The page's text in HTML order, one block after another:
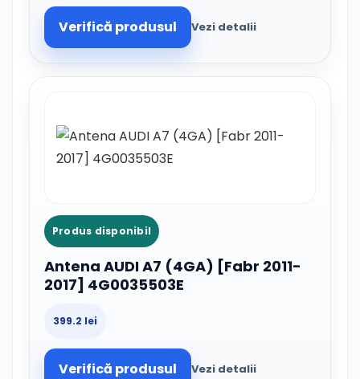
Verifică produsul Vezi detalii
Produs disponibil
Antena AUDI A7 (4GA) [Fabr 2011-
2017] 4G0035503E
399.2 lei
Verifică produsul Vezi detalii